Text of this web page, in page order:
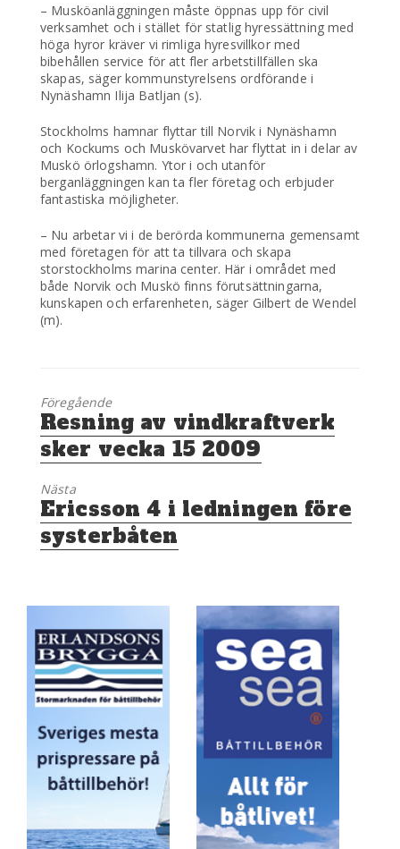
– Musköanläggningen måste öppnas upp för civil
verksamhet och i stället för statlig hyressättning med
höga hyror kräver vi rimliga hyresvillkor med
bibehållen service för att fler arbetstillfällen ska
skapas, säger kommunstyrelsens ordförande i
Nynäshamn Ilija Batljan (s).
Stockholms hamnar flyttar till Norvik i Nynäshamn
och Kockums och Muskövarvet har flyttat in i delar av
Muskö örlogshamn. Ytor i och utanför
berganläggningen kan ta fler företag och erbjuder
fantastiska möjligheter.
– Nu arbetar vi i de berörda kommunerna gemensamt
med företagen för att ta tillvara och skapa
storstockholms marina center. Här i området med
både Norvik och Muskö finns förutsättningarna,
kunskapen och erfarenheten, säger Gilbert de Wendel
(m).
Föregående
Föregående
inlägg:
Resning av vindkraftverk
sker vecka 15 2009
Nästa
Nästa
inlägg:
Ericsson 4 i ledningen före
systerbåten